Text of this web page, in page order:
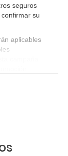
seguros
su
aplicables